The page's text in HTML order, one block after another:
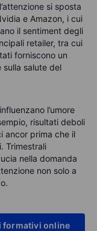
si sposta
e Amazon, i cui
il sentiment degli
retailer, tra cui
forniscono un
sulla salute del
l’umore
risultati deboli
ancor prima che il
Trimestrali
nella domanda
non solo a
formativi online